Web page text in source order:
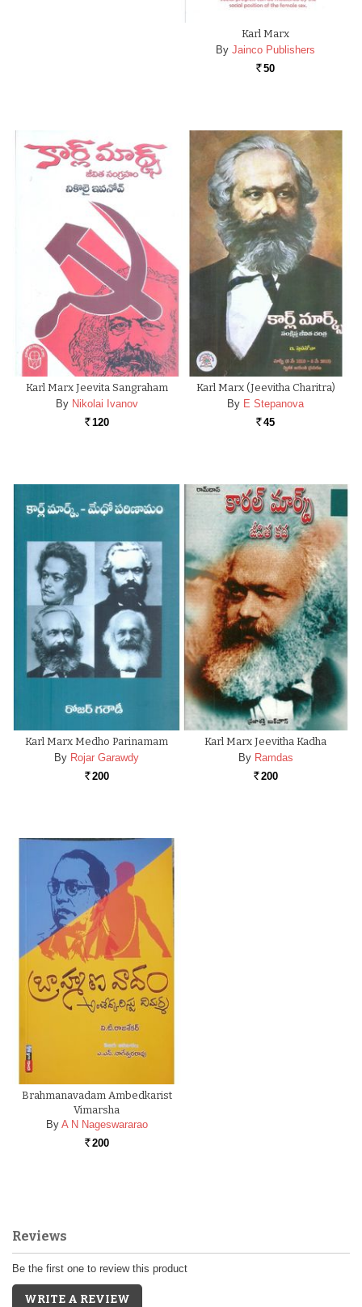
Karl Marx
By Jainco Publishers
Rs. 50
Karl Marx Jeevita Sangraham
By Nikolai Ivanov
Rs. 120
Karl Marx (Jeevitha Charitra)
By E Stepanova
Rs. 45
Karl Marx Medho Parinamam
By Rojar Garawdy
Rs. 200
Karl Marx Jeevitha Kadha
By Ramdas
Rs. 200
Brahmanavadam Ambedkarist
Vimarsha
By A N Nageswararao
Rs. 200
Reviews
Be the first one to review this product
WRITE A REVIEW